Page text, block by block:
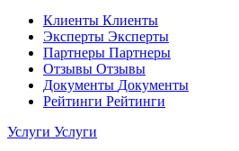
Клиенты Клиенты
Эксперты Эксперты
Партнеры Партнеры
Отзывы Отзывы
Документы Документы
Рейтинги Рейтинги
Услуги Услуги